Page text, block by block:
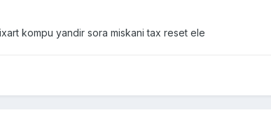
kompu yandir sora miskani tax reset ele